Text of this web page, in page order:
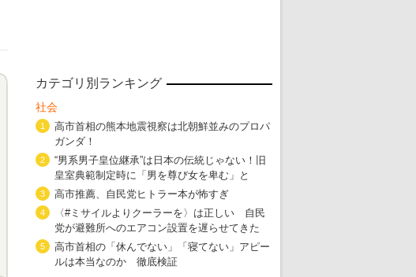
東京五輪強行開催特別企画 大ウソだら
・ 五輪入場行進にすぎやまこういちの曲、杉田水脈の
・ 五輪サッカー・久保建英が南アの陽性者に「僕らに損ではない
・ 五輪関係者が入国当日、築地を散歩！
・ 五輪でIOCラウンジ以外にVIPルーム、広告代理店は物品購入
カテゴリ別ランキング
社会
1
高市首相の熊本地震視察は北朝鮮並みのプロパ
ガンダ！
2
“男系男子皇位継承”は日本の伝統じゃない！旧
皇室典範制定時に「男を尊び女を卑む」と
3 高市推薦、自民党ヒトラー本が怖すぎ
4
〈#ミサイルよりクーラーを〉は正しい 自民
党が避難所へのエアコン設置を遅らせてきた
5
高市首相の「休んでない」「寝てない」アピー
ルは本当なのか 徹底検証